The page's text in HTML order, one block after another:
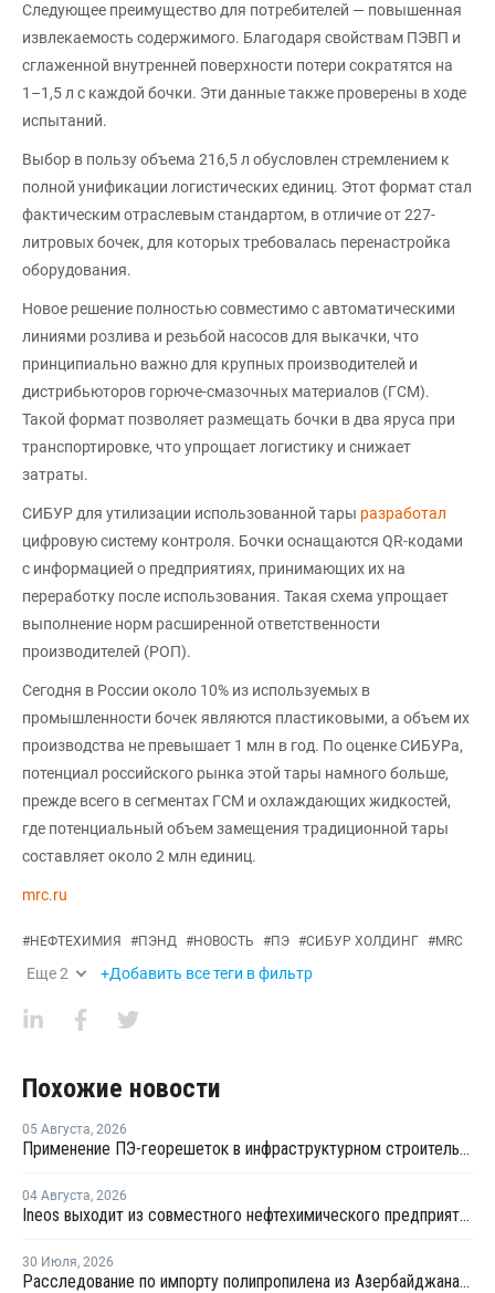
Следующее преимущество для потребителей — повышенная
извлекаемость содержимого. Благодаря свойствам ПЭВП и
сглаженной внутренней поверхности потери сократятся на
1–1,5 л с каждой бочки. Эти данные также проверены в ходе
испытаний.
Выбор в пользу объема 216,5 л обусловлен стремлением к
полной унификации логистических единиц. Этот формат стал
фактическим отраслевым стандартом, в отличие от 227-
литровых бочек, для которых требовалась перенастройка
оборудования.
Новое решение полностью совместимо с автоматическими
линиями розлива и резьбой насосов для выкачки, что
принципиально важно для крупных производителей и
дистрибьюторов горюче-смазочных материалов (ГСМ).
Такой формат позволяет размещать бочки в два яруса при
транспортировке, что упрощает логистику и снижает
затраты.
СИБУР для утилизации использованной тары разработал
цифровую систему контроля. Бочки оснащаются QR-кодами
с информацией о предприятиях, принимающих их на
переработку после использования. Такая схема упрощает
выполнение норм расширенной ответственности
производителей (РОП).
Сегодня в России около 10% из используемых в
промышленности бочек являются пластиковыми, а объем их
производства не превышает 1 млн в год. По оценке СИБУРа,
потенциал российского рынка этой тары намного больше,
прежде всего в сегментах ГСМ и охлаждающих жидкостей,
где потенциальный объем замещения традиционной тары
составляет около 2 млн единиц.
mrc.ru
#НЕФТЕХИМИЯ #ПЭНД #НОВОСТЬ #ПЭ #СИБУР ХОЛДИНГ #MRC
Еще2 +Добавить все теги в фильтр
Похожие новости
05 Августа, 2026
Применение ПЭ-георешеток в инфраструктурном строительстве позволяет сократить расход щебня на 30%
04 Августа, 2026
Ineos выходит из совместного нефтехимического предприятия с Sinopec
30 Июля, 2026
Расследование по импорту полипропилена из Азербайджана продлено на три месяца